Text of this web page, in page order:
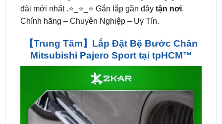
【Trung Tâm】Lắp Đặt Bệ Bước Chân